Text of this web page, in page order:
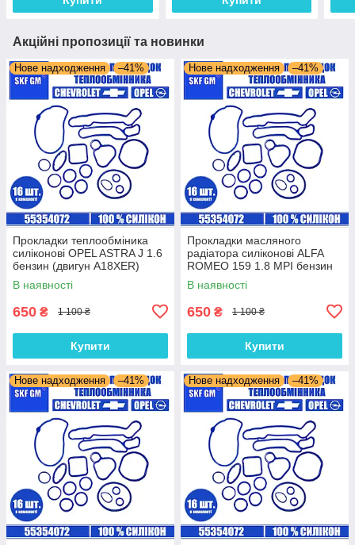
Акційні пропозиції та новинки
Нове надходження –41%
Прокладки теплообміника
силіконові OPEL ASTRA J 1.6
бензин (двигун A18XER)
комплект 16 шт.
В наявності
650 ₴ 1 100 ₴
Купити
Нове надходження –41%
Прокладки масляного
радіатора силіконові ALFA
ROMEO 159 1.8 MPI бензин
(двигун 939A4.000) комплект
16 шт.
В наявності
650 ₴ 1 100 ₴
Купити
Нове надходження –41% Нове надходження –41%